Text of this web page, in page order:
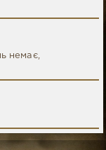
немає,